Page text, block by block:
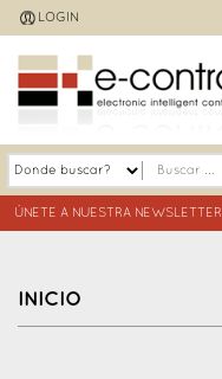
Jump
to
navigation
LOGIN
ÚNETE A NUESTRA NEWSLETTER
INICIO